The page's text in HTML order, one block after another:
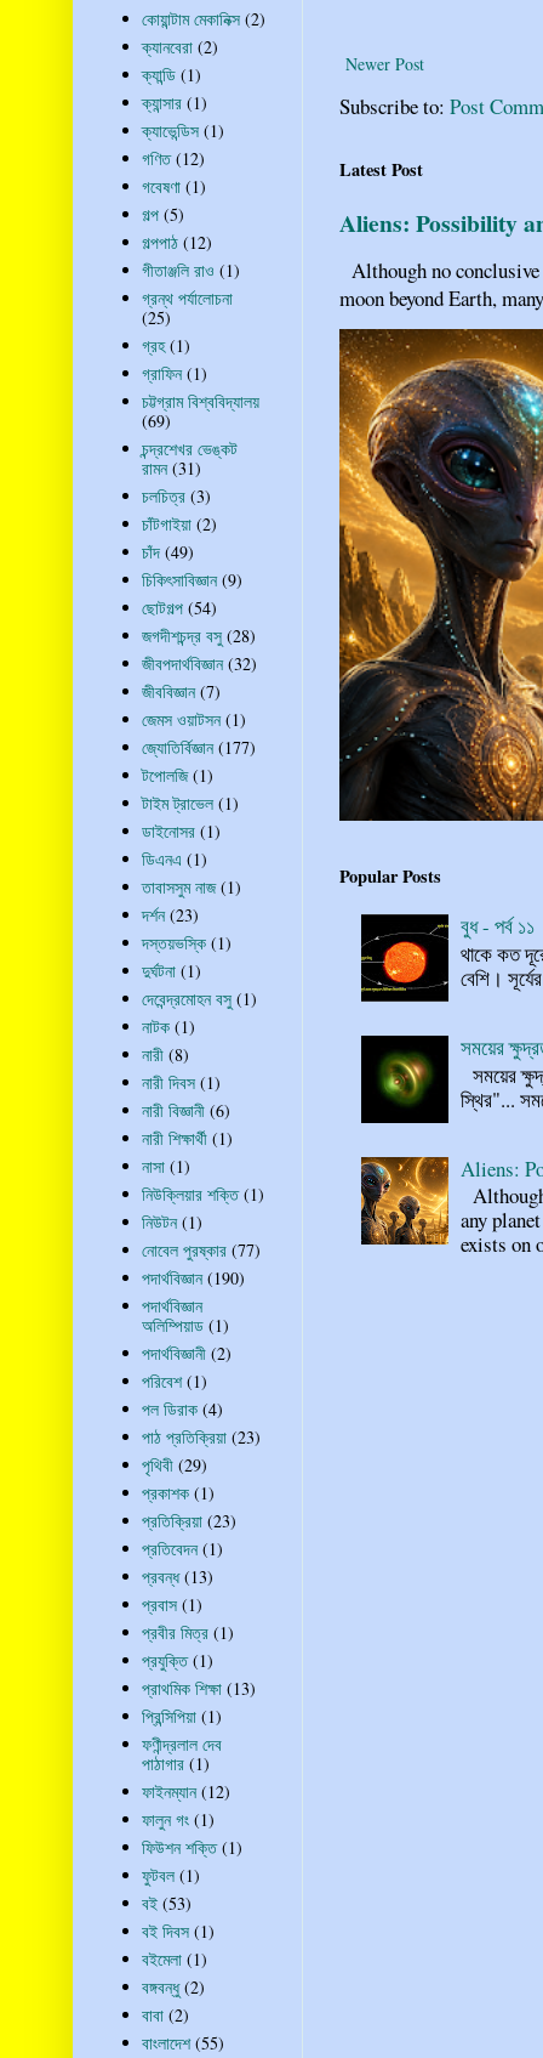
Newer Post
Subscribe to: Post
Latest Post
Aliens: Possibility
Although no
moon beyond Earth,
Popular Posts
বুধ - পর্ব ১১
থাকে কত
বেশি।
সময়ের
সময়ের
স্থির"...
Aliens:
any
exists on
কোয়ান্টাম মেকানিক্স (2)
ক্যানবেরা (2)
ক্যান্ডি (1)
ক্যান্সার (1)
ক্যাভেন্ডিস (1)
গণিত (12)
গবেষণা (1)
গল্প (5)
গল্পপাঠ (12)
গীতাঞ্জলি রাও (1)
গ্রন্থ পর্যালোচনা
(25)
গ্রহ (1)
গ্রাফিন (1)
চট্টগ্রাম বিশ্ববিদ্যালয়
(69)
চন্দ্রশেখর ভেঙ্কট
রামন (31)
চলচিত্র (3)
চাঁটগাইয়া (2)
চাঁদ (49)
চিকিৎসাবিজ্ঞান (9)
ছোটগল্প (54)
জগদীশচন্দ্র বসু (28)
জীবপদার্থবিজ্ঞান (32)
জীববিজ্ঞান (7)
জেমস ওয়াটসন (1)
জ্যোতির্বিজ্ঞান (177)
টপোলজি (1)
টাইম ট্রাভেল (1)
ডাইনোসর (1)
ডিএনএ (1)
তাবাসসুম নাজ (1)
দর্শন (23)
দস্তয়ভস্কি (1)
দুর্ঘটনা (1)
দেবেন্দ্রমোহন বসু (1)
নাটক (1)
নারী (8)
নারী দিবস (1)
নারী বিজ্ঞানী (6)
নারী শিক্ষার্থী (1)
নাসা (1)
নিউক্লিয়ার শক্তি (1)
নিউটন (1)
নোবেল পুরষ্কার (77)
পদার্থবিজ্ঞান (190)
পদার্থবিজ্ঞান
অলিম্পিয়াড (1)
পদার্থবিজ্ঞানী (2)
পরিবেশ (1)
পল ডিরাক (4)
পাঠ প্রতিক্রিয়া (23)
পৃথিবী (29)
প্রকাশক (1)
প্রতিক্রিয়া (23)
প্রতিবেদন (1)
প্রবন্ধ (13)
প্রবাস (1)
প্রবীর মিত্র (1)
প্রযুক্তি (1)
প্রাথমিক শিক্ষা (13)
প্রিন্সিপিয়া (1)
ফণীন্দ্রলাল দেব
পাঠাগার (1)
ফাইনম্যান (12)
ফালুন গং (1)
ফিউশন শক্তি (1)
ফুটবল (1)
বই (53)
বই দিবস (1)
বইমেলা (1)
বঙ্গবন্ধু (2)
বাবা (2)
বাংলাদেশ (55)